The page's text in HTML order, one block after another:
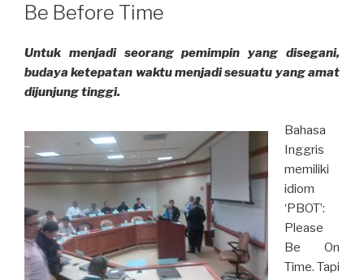
Be Before Time
Untuk menjadi seorang pemimpin yang disegani,
budaya ketepatan waktu menjadi sesuatu yang amat
dijunjung tinggi.
Bahasa
Inggris
memiliki
idiom
‘PBOT’:
Please
Be On
Time. Tapi